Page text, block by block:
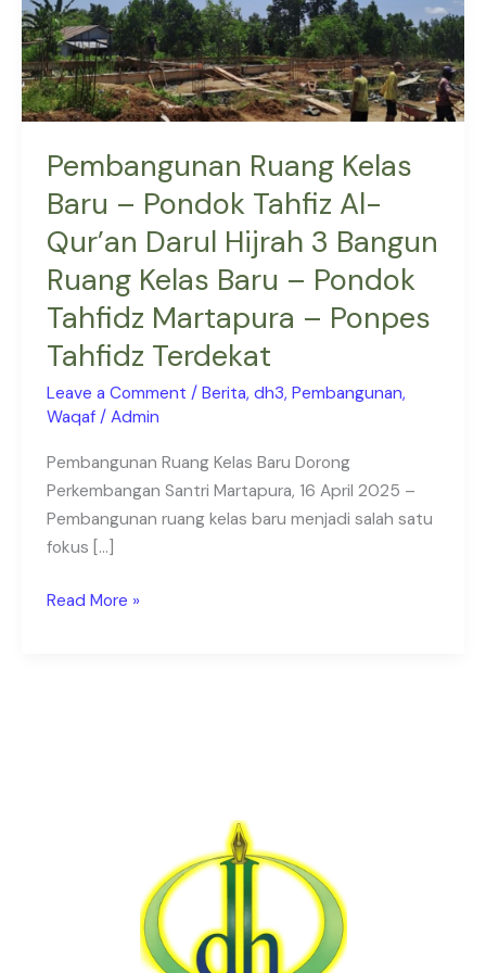
Pembangunan Ruang Kelas
Baru – Pondok Tahfiz Al-
Qur’an Darul Hijrah 3 Bangun
Ruang Kelas Baru – Pondok
Tahfidz Martapura – Ponpes
Tahfidz Terdekat
Leave a Comment /Berita,dh3,Pembangunan,
Waqaf /Admin
Pembangunan Ruang Kelas Baru Dorong
Perkembangan Santri Martapura, 16 April 2025 –
Pembangunan ruang kelas baru menjadi salah satu
fokus […]
Pondok
Tahfiz
Al-
Qur’an
Hijrah
3
Bangun
Ruang
Kelas
Baru
–
Pondok
Tahfidz
Martapura
Ponpes
Tahfidz
Terdekat
Read More »